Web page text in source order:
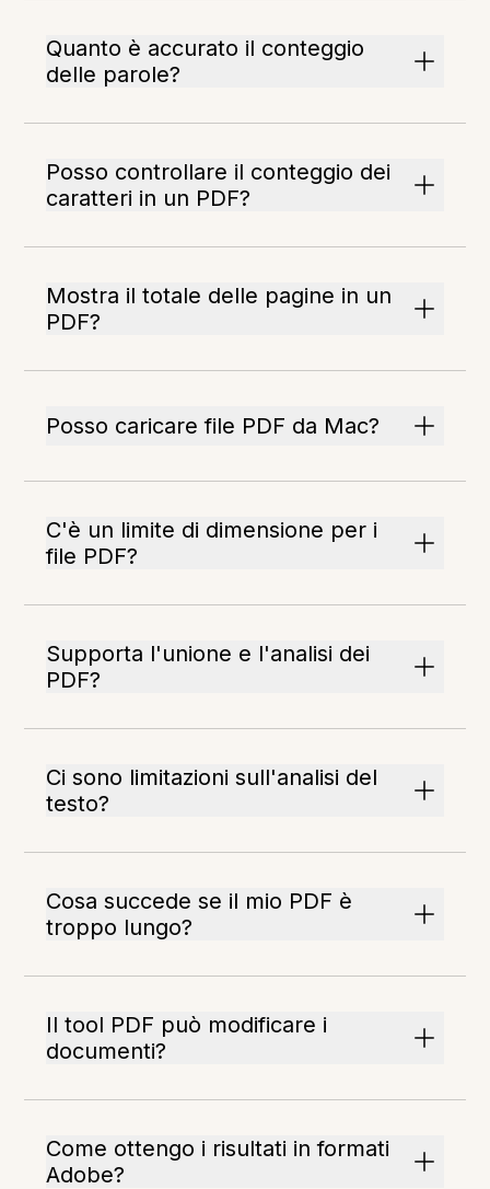
Quanto è accurato il conteggio
delle parole?
Posso controllare il conteggio dei
caratteri in un PDF?
Mostra il totale delle pagine in un
PDF?
Posso caricare file PDF da Mac?
C'è un limite di dimensione per i
file PDF?
Supporta l'unione e l'analisi dei
PDF?
Ci sono limitazioni sull'analisi del
testo?
Cosa succede se il mio PDF è
troppo lungo?
Il tool PDF può modificare i
documenti?
Come ottengo i risultati in formati
Adobe?